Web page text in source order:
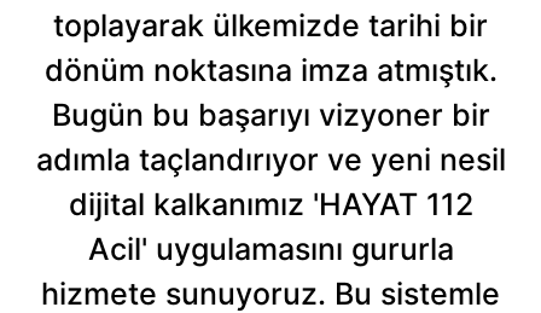
toplayarak ülkemizde tarihi bir
dönüm noktasına imza atmıştık.
Bugün bu başarıyı vizyoner bir
adımla taçlandırıyor ve yeni nesil
dijital kalkanımız 'HAYAT 112
Acil' uygulamasını gururla
hizmete sunuyoruz. Bu sistemle